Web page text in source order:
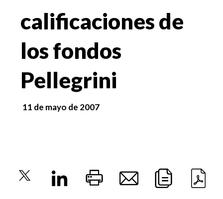
calificaciones de
los fondos
Pellegrini
11 de mayo de 2007